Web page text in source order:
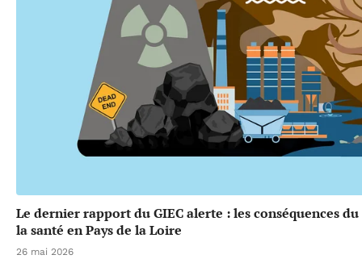
Le dernier rapport du GIEC alerte : les conséquences
la santé en Pays de la Loire
26 mai 2026